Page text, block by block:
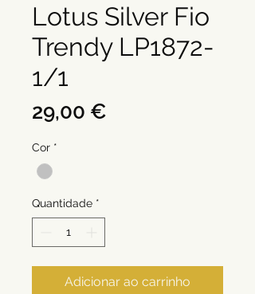
Lotus Silver Fio
Trendy LP1872-
1/1
29,00 €
Cor *
Quantidade *
Adicionar ao carrinho